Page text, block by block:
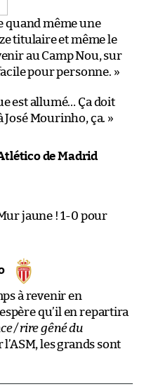
quand même une
titulaire et même le
au Camp Nou, sur
pour personne. »
est allumé… Ça doit
Mourinho, ça. »
de Madrid
jaune ! 1-0 pour
à revenir en
qu’il en repartira
/ rire gêné du
les grands sont